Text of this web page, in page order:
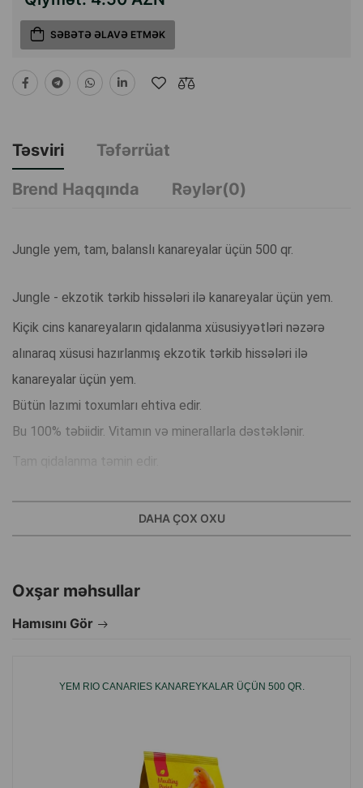
SƏBƏTƏ ƏLAVƏ ETMƏK
Təsviri
Təfərrüat
Brend Haqqında
Rəylər(0)
Jungle yem, tam, balanslı kanareyalar üçün 500 qr.
Jungle - ekzotik tərkib hissələri ilə kanareyalar üçün yem.
Kiçik cins kanareyaların qidalanma xüsusiyyətləri nəzərə
alınaraq xüsusi hazırlanmış ekzotik tərkib hissələri ilə
kanareyalar üçün yem.
Bütün lazımi toxumları ehtiva edir.
Bu 100% təbiidir. Vitamın və minerallarla dəstəklənir.
Tam qidalanma təmin edir.
Bu, quşların sağlam və parlaq tüklərə sahib olmasına kömək
Asanlıqla həzm olunur.
100% təbii toxumlar ehtiva edir.
DAHA ÇOX OXU
Oxşar məhsullar
Hamısını Gör
YEM RIO CANARIES KANAREYKALAR ÜÇÜN 500 QR.